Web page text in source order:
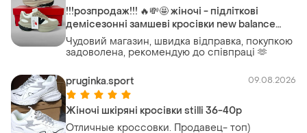
!!!розпродаж!!! 🔥💸🤩 жіночі - підліткові
демісезонні замшеві кросівки new balance
wrpd runner (39р/40р/41р)
Чудовий магазин, швидка відправка, покупкою
задоволена, рекомендую до співпраці 🫶
pruginka.sport 09.08.2026
Жіночі шкіряні кросівки stilli 36-40р
Отличные кроссовки. Продавец- топ)